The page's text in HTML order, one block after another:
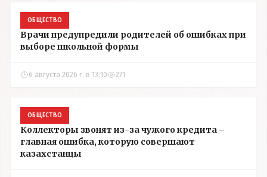
ОБЩЕСТВО
Врачи предупредили родителей об ошибках при
выборе школьной формы
6 августа 2026 г. в 13:10 271
ОБЩЕСТВО
Коллекторы звонят из-за чужого кредита –
главная ошибка, которую совершают
казахстанцы